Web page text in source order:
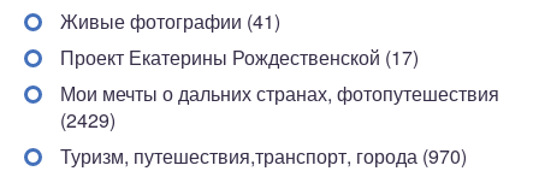
Живые фотографии (41)
Проект Екатерины Рождественской (17)
Мои мечты о дальних странах, фотопутешествия
(2429)
Туризм, путешествия,транспорт, города (970)